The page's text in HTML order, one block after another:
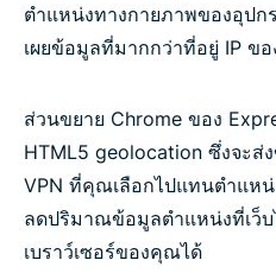
ตำแหน่งทางกายภาพของอุป
เผยข้อมูลที่มากกว่าที่อยู่ IP ขอ
ส่วนขยาย Chrome ของ
HTML5 geolocation ซึ่งจะส่
VPN ที่คุณเลือกไปแทนตำแห
ลดปริมาณข้อมูลตำแหน่งที่เว็
เบราว์เซอร์ของคุณได้